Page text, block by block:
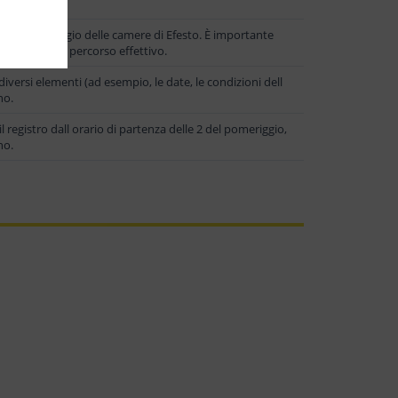
alloggio delle camere di Efesto. È importante
in base al percorso effettivo.
elementi (ad esempio, le date, le condizioni dell
dall orario di partenza delle 2 del pomeriggio,